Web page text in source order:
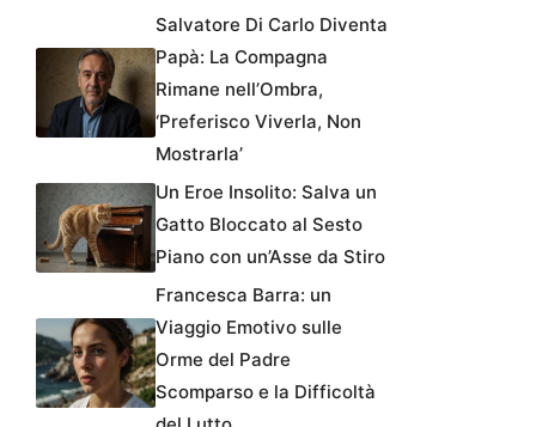
Salvatore Di Carlo Diventa
Papà: La Compagna
Rimane nell’Ombra,
‘Preferisco Viverla, Non
Mostrarla’
Un Eroe Insolito: Salva un
Gatto Bloccato al Sesto
Piano con un’Asse da Stiro
Francesca Barra: un
Viaggio Emotivo sulle
Orme del Padre
Scomparso e la Difficoltà